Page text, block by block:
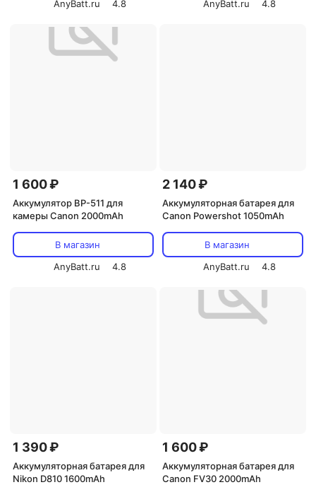
AnyBatt.ru
4.8
AnyBatt.ru
4.8
1 600 ₽
Аккумулятор BP-511 для
камеры Canon 2000mAh
В магазин
AnyBatt.ru
4.8
2 140 ₽
Аккумуляторная батарея для
Canon Powershot 1050mAh
В магазин
AnyBatt.ru
4.8
1 390 ₽
Аккумуляторная батарея для
Nikon D810 1600mAh
1 600 ₽
Аккумуляторная батарея для
Canon FV30 2000mAh